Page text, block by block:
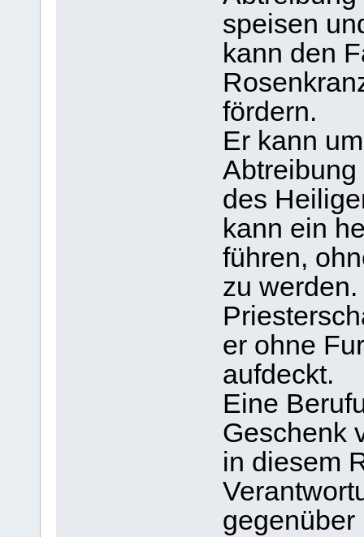
speisen
kann den
fördern.
Er kann
des
kann ein
führen,
zu
er ohne
aufdeckt.
Eine
Geschenk
in diesem
gegenüber